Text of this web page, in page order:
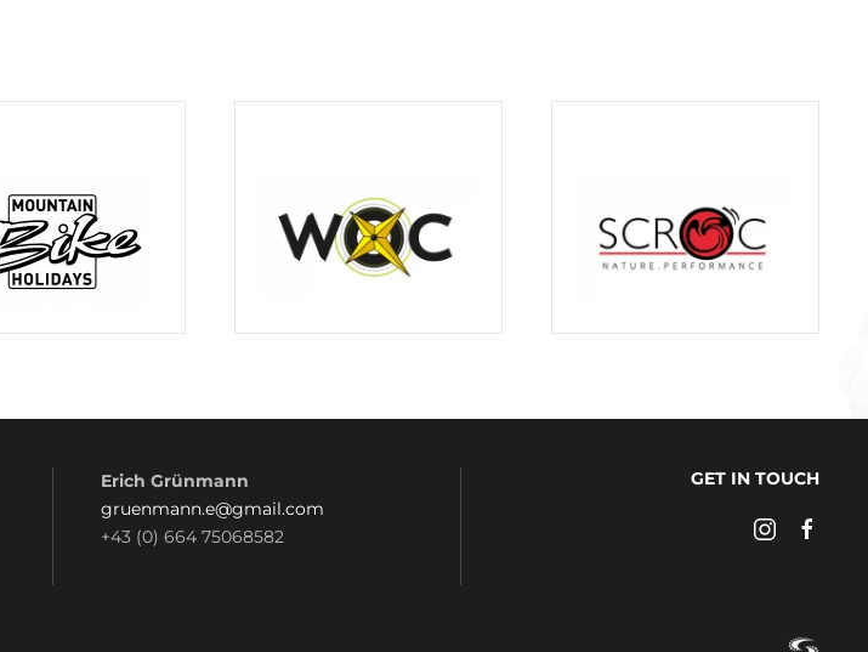
Erich Grünmann
gruenmann.e@gmail.com
+43 (0) 664 75068582
GET IN TOUCH